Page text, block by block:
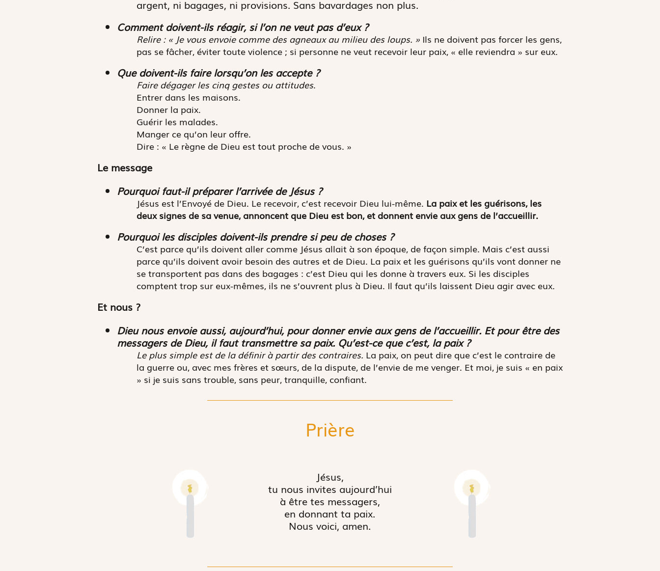
argent, ni bagages, ni provisions. Sans bavardages non plus.
Comment doivent-ils réagir, si l’on ne veut pas d’eux ?
Relire : « Je vous envoie comme des agneaux au milieu des loups. » Ils ne doivent pas forcer les gens,
pas se fâcher, éviter toute violence ; si personne ne veut recevoir leur paix, « elle reviendra » sur eux.
Que doivent-ils faire lorsqu’on les accepte ?
Faire dégager les cinq gestes ou attitudes.
Entrer dans les maisons.
Donner la paix.
Guérir les malades.
Manger ce qu’on leur offre.
Dire : « Le règne de Dieu est tout proche de vous. »
Le message
Pourquoi faut-il préparer l’arrivée de Jésus ?
Jésus est l’Envoyé de Dieu. Le recevoir, c’est recevoir Dieu lui-même. La paix et les guérisons, les
deux signes de sa venue, annoncent que Dieu est bon, et donnent envie aux gens de l’accueillir.
Pourquoi les disciples doivent-ils prendre si peu de choses ?
C’est parce qu’ils doivent aller comme Jésus allait à son époque, de façon simple. Mais c’est aussi
parce qu’ils doivent avoir besoin des autres et de Dieu. La paix et les guérisons qu’ils vont donner ne
se transportent pas dans des bagages : c’est Dieu qui les donne à travers eux. Si les disciples
comptent trop sur eux-mêmes, ils ne s’ouvrent plus à Dieu. Il faut qu’ils laissent Dieu agir avec eux.
Et nous ?
Dieu nous envoie aussi, aujourd’hui, pour donner envie aux gens de l’accueillir. Et pour être des
messagers de Dieu, il faut transmettre sa paix. Qu’est-ce que c’est, la paix ?
Le plus simple est de la définir à partir des contraires. La paix, on peut dire que c’est le contraire de
la guerre ou, avec mes frères et sœurs, de la dispute, de l’envie de me venger. Et moi, je suis « en paix
» si je suis sans trouble, sans peur, tranquille, confiant.
Prière
Jésus,
tu nous invites aujourd’hui
à être tes messagers,
en donnant ta paix.
Nous voici, amen.